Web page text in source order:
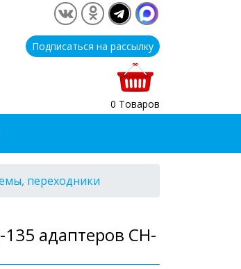
Подписаться на рассылку
0 Товаров
переходники
адаптеров CH-